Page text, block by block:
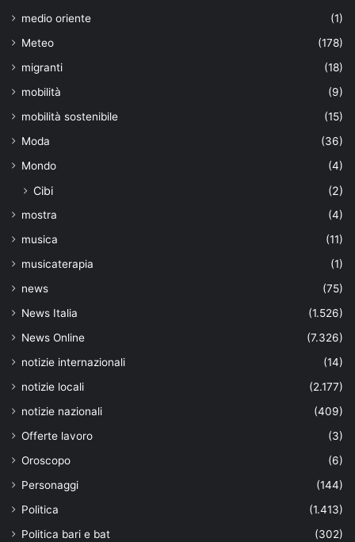
medio oriente
(1)
Meteo
(178)
migranti
(18)
mobilità
(9)
mobilità sostenibile
(15)
Moda
(36)
Mondo
(4)
Cibi (2)
mostra
(4)
musica
(11)
musicaterapia
(1)
news
(75)
News Italia
(1.526)
News Online
(7.326)
notizie internazionali
(14)
notizie locali
(2.177)
notizie nazionali
(409)
Offerte lavoro
(3)
Oroscopo
(6)
Personaggi
(144)
Politica
(1.413)
Politica bari e bat
(302)